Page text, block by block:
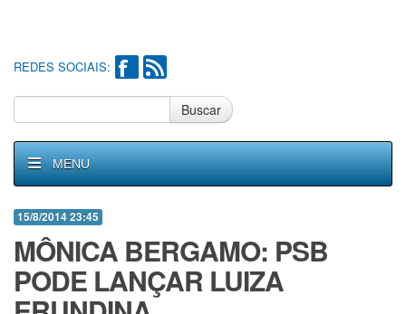
REDES SOCIAIS:
Buscar
MENU
15/8/2014 23:45
MÔNICA BERGAMO: PSB
PODE LANÇAR LUIZA